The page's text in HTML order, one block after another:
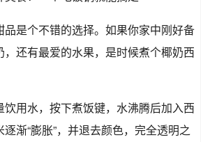
品是个不错的选择。如果你家中刚好备
还有最爱的水果，是时候煮个椰奶西
用水，按下煮饭键，水沸腾后加入西
渐“膨胀”，并退去颜色，完全透明之